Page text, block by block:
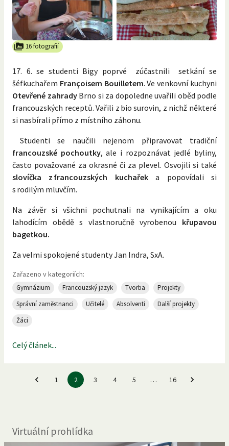
16 fotografií
17. 6. se studenti Bigy poprvé zúčastnili setkání se
šéfkuchařem Françoisem Bouilletem. Ve venkovní kuchyni
Otevřené zahradyBrno si za dopoledne uvařili oběd podle
francouzských receptů. Vařili z bio surovin, z nichž některé
si nasbírali přímo z místního záhonu.
Studenti se naučili nejenom připravovat tradiční
francouzské pochoutky, ale i rozpoznávat jedlé byliny,
často považované za okrasné či za plevel. Osvojili si také
slovíčka z francouzských kuchařeka popovídali si
s rodilým mluvčím.
Na závěr si všichni pochutnali na vynikajícím a oku
lahodícím obědě s vlastnoručně vyrobenou křupavou
bagetkou.
Za velmi spokojené studenty Jan Indra, SxA.
Zařazeno v kategoriích:
Gymnázium Francouzský jazyk Tvorba
Projekty
Správní zaměstnanci
Učitelé Absolventi
Další projekty
Žáci
Celý článek...
1 2 3 4 5 … 16
Virtuální prohlídka